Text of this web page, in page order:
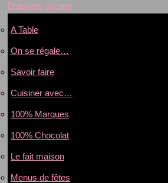
Dossiers cuisine
A Table
On se régale…
Savoir faire
Cuisiner avec…
100% Marques
100% Chocolat
Le fait maison
Menus de fêtes